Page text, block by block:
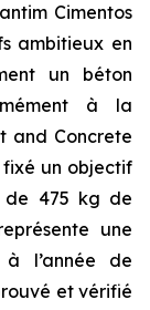
Cimentos
ambitieux en
un béton
à la
and Concrete
fixé un objectif
de 475 kg de
une
l’année de
et vérifié